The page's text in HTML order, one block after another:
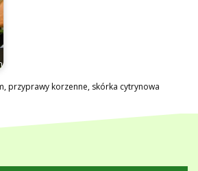
,przyprawy korzenne, skórka cytrynowa